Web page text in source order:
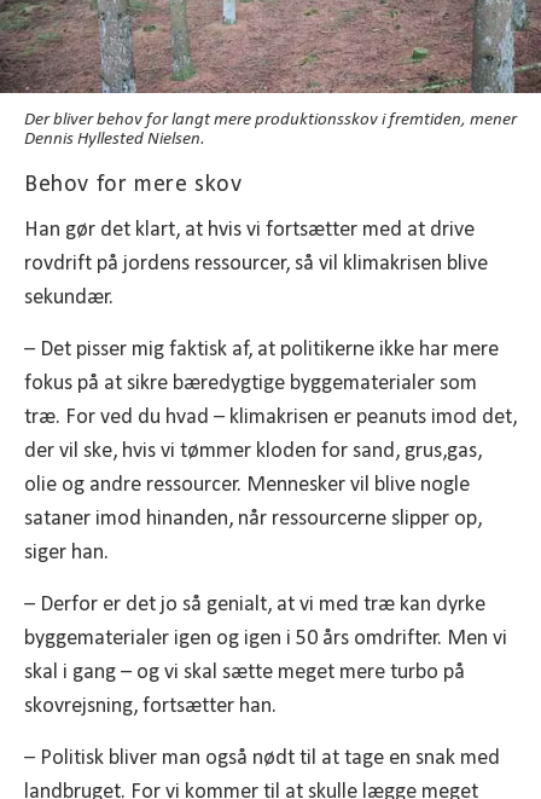
Der bliver behov for langt mere produktionsskov i fremtiden, mener
Dennis Hyllested Nielsen.
Behov for mere skov
Han gør det klart, at hvis vi fortsætter med at drive
rovdrift på jordens ressourcer, så vil klimakrisen blive
sekundær.
– Det pisser mig faktisk af, at politikerne ikke har mere
fokus på at sikre bæredygtige byggematerialer som
træ. For ved du hvad – klimakrisen er peanuts imod det,
der vil ske, hvis vi tømmer kloden for sand, grus,gas,
olie og andre ressourcer. Mennesker vil blive nogle
sataner imod hinanden, når ressourcerne slipper op,
siger han.
– Derfor er det jo så genialt, at vi med træ kan dyrke
byggematerialer igen og igen i 50 års omdrifter. Men vi
skal i gang – og vi skal sætte meget mere turbo på
skovrejsning, fortsætter han.
– Politisk bliver man også nødt til at tage en snak med
landbruget. For vi kommer til at skulle lægge meget